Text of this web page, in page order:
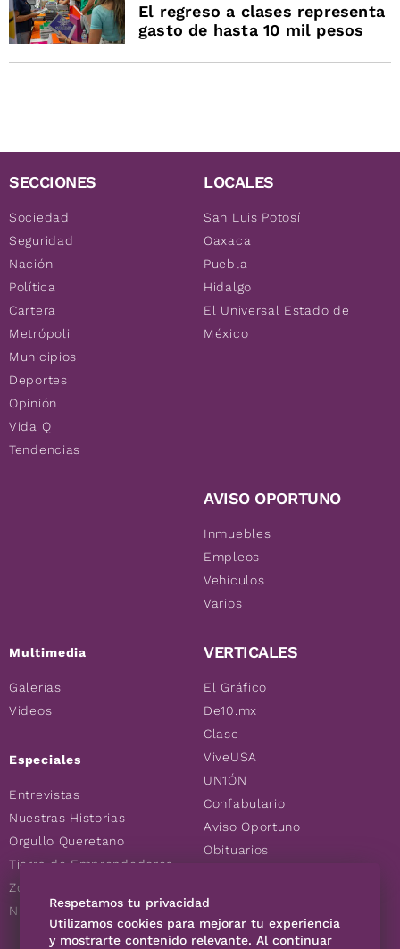
El regreso a clases representa
gasto de hasta 10 mil pesos
SECCIONES
Sociedad
Seguridad
Nación
Política
Cartera
Metrópoli
Municipios
Deportes
Opinión
Vida Q
Tendencias
Multimedia
Galerías
Videos
Especiales
Entrevistas
Nuestras Historias
Orgullo Queretano
Tierra de Emprendedores
Zoociales
Nuevos Queretanos
LOCALES
San Luis Potosí
Oaxaca
Puebla
Hidalgo
El Universal Estado de
México
AVISO OPORTUNO
Inmuebles
Empleos
Vehículos
Varios
VERTICALES
El Gráfico
De10.mx
Clase
ViveUSA
UN1ÓN
Confabulario
Aviso Oportuno
Obituarios
Consultas
Respetamos tu privacidad
Utilizamos cookies para mejorar tu experiencia
y mostrarte contenido relevante. Al continuar